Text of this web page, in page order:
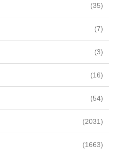
(35)
(7)
(3)
(16)
(54)
(2031)
(1663)